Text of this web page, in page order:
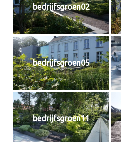
bedrijfsgroen02
bedrijfsgroen05
bedrijfsgroen11